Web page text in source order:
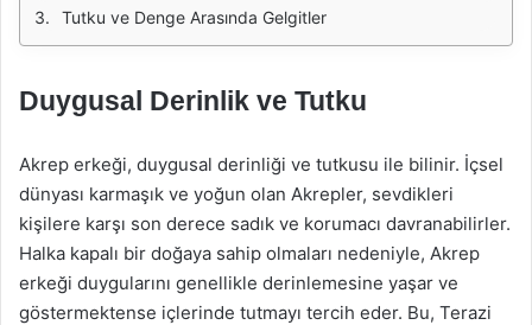
Tutku ve Denge Arasında Gelgitler
Duygusal Derinlik ve Tutku
Akrep erkeği, duygusal derinliği ve tutkusu ile bilinir. İçsel
dünyası karmaşık ve yoğun olan Akrepler, sevdikleri
kişilere karşı son derece sadık ve korumacı davranabilirler.
Halka kapalı bir doğaya sahip olmaları nedeniyle, Akrep
erkeği duygularını genellikle derinlemesine yaşar ve
göstermektense içlerinde tutmayı tercih eder. Bu, Terazi